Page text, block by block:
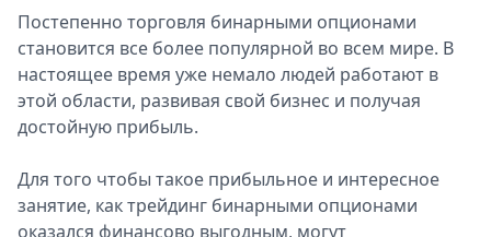
Постепенно торговля бинарными опционами
становится все более популярной во всем мире. В
настоящее время уже немало людей работают в
этой области, развивая свой бизнес и получая
достойную прибыль.
Для того чтобы такое прибыльное и интересное
занятие, как трейдинг бинарными опционами
оказался финансово выгодным, могут